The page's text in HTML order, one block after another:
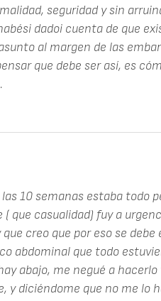
seguridad y sin
dadoi cuenta de que
al margen de las
que debe ser así, es
10 semanas estaba todo
que casualidad) fuy a
creo que por eso se
abdominal que todo
abajo, me negué a
y diciéndome que no me lo